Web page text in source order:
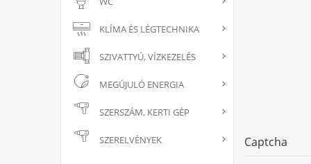
KLÍMA ÉS LÉGTECHNIKA
SZIVATTYÚ, VÍZKEZELÉS
MEGÚJULÓ ENERGIA
SZERSZÁM, KERTI GÉP
SZERELVÉNYEK Captcha